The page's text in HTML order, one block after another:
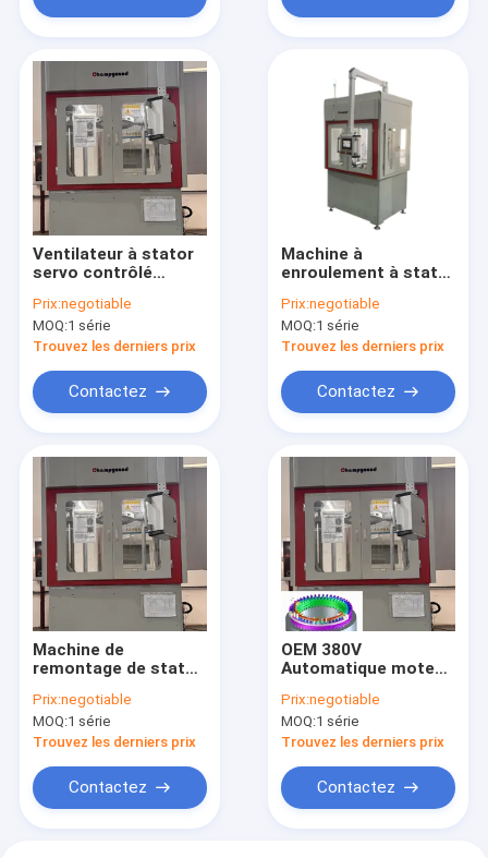
Ventilateur à stator
servo contrôlé
machine de
remontage de haute
précision de torsion
Prix:negotiable
MOQ:1 série
Trouvez les derniers prix
Contactez
Machine à
enroulement à stator
Prix:negotiable
MOQ:1 série
Trouvez les derniers prix
Contactez
Machine de
remontage de stator
de torsion de moteur
électrique à roues
libres
Prix:negotiable
MOQ:1 série
Trouvez les derniers prix
Contactez
OEM 380V
Automatique moteur
de remontage pour le
stator de Golf Cart
Prix:negotiable
MOQ:1 série
Trouvez les derniers prix
Contactez